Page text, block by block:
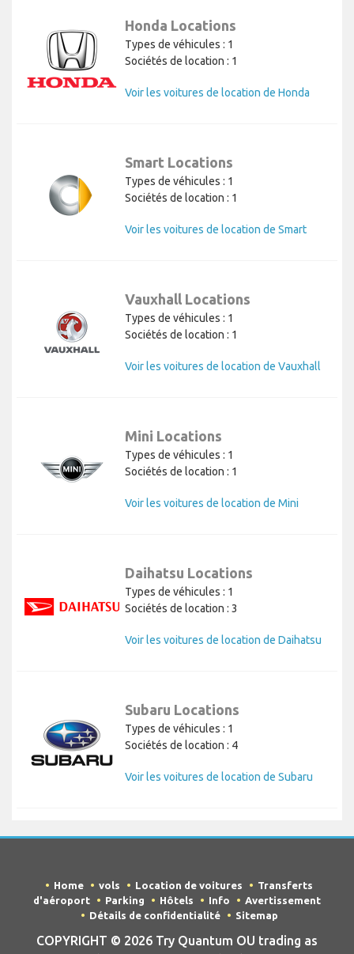
Honda Locations
Types de véhicules : 1
Sociétés de location : 1
Voir les voitures de location de Honda
Smart Locations
Types de véhicules : 1
Sociétés de location : 1
Voir les voitures de location de Smart
Vauxhall Locations
Types de véhicules : 1
Sociétés de location : 1
Voir les voitures de location de Vauxhall
Mini Locations
Types de véhicules : 1
Sociétés de location : 1
Voir les voitures de location de Mini
Daihatsu Locations
Types de véhicules : 1
Sociétés de location : 3
Voir les voitures de location de Daihatsu
Subaru Locations
Types de véhicules : 1
Sociétés de location : 4
Voir les voitures de location de Subaru
Home vols Location de voitures
Transferts
d'aéroport
Parking Hôtels Info
Avertissement
Détails de confidentialité
Sitemap
COPYRIGHT © 2026 Try Quantum OU trading as